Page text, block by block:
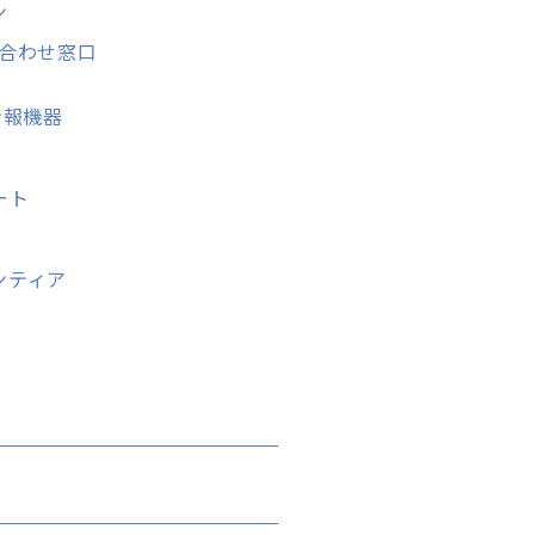
わせ窓口
機器
ト
ィア